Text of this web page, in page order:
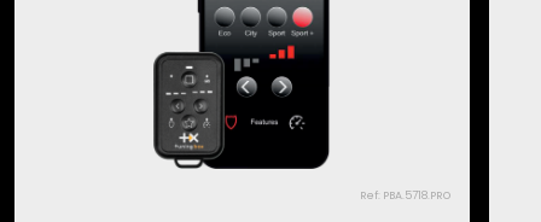
Ref: PBA.5718.PRO